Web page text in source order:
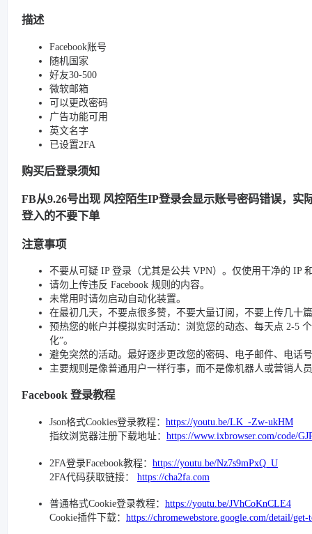
描述
Facebook账号
随机国家
好友30-500
微软邮箱
可以更改密码
广告功能可用
英文名字
已设置2FA
购买后登录须知
FB从9.26号出现 风控陌生IP登录会显示账号密码错误，实
登入的不要下单
注意事项
不要从可疑 IP 登录（尤其是公共 VPN）。仅使用干净的 IP
请勿上传违反 Facebook 规则的内容。
未常用时请勿启动自动化装置。
在最初几天，不要点很多赞，不要大量订阅，不要上传几十
预热您的帐户并模拟实时活动：浏览您的动态、每天点 2-5
化”。
避免突然的活动。最好逐步更改您的密码、电子邮件、电话
主要规则是像普通用户一样行事，而不是像机器人或营销人
Facebook 登录教程
Json格式Cookies登录教程： https://youtu.be/LK_-Zw-ukHM
指纹浏览器注册下载地址： https://www.ixbrowser.com/code/
2FA登录Facebook教程： https://youtu.be/Nz7s9mPxQ_U
2FA代码获取链接： https://cha2fa.com
普通格式Cookie登录教程： https://youtu.be/JVhCoKnCLE4
Cookie插件下载： https://chromewebstore.google.com/detail/